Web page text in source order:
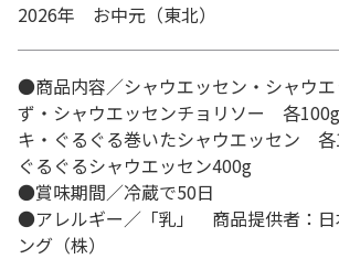
2026年 お中元（東北）
●商品内容／シャウエッセン・シャウ
ず・シャウエッセンチョリソー 各
キ・ぐるぐる巻いたシャウエッセン 各
ぐるぐるシャウエッセン400g
●賞味期間／冷蔵で50日
●アレルギー／「乳」 商品提供者：日
ング（株）